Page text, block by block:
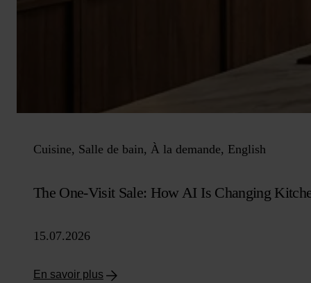
Cuisine, Salle de bain, À la demande, English
The One-Visit Sale: How AI Is Changing
15.07.2026
En savoir plus